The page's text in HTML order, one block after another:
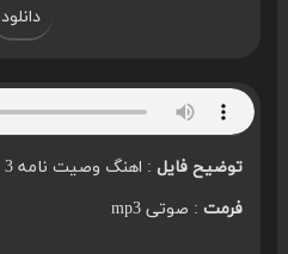
دانلود
توضیح فایل: اهنگ وصیت نامه 3 از دی جی سجاد
فرمت: صوتی mp3